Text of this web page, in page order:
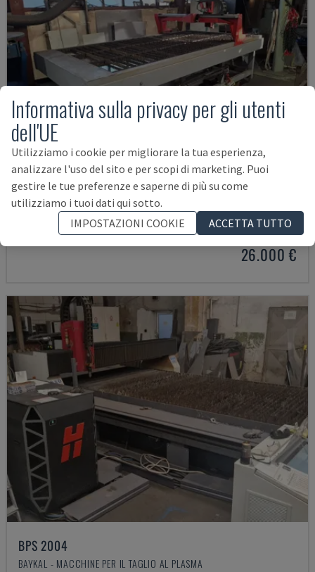
3015T
PLASMACUT - MACCHINE PER IL TAGLIO AL PLASMA
26.000 €
BPS 2004
BAYKAL - MACCHINE PER IL TAGLIO AL PLASMA
Informativa sulla privacy per gli utenti
dell'UE
Utilizziamo i cookie per migliorare la tua esperienza,
analizzare l'uso del sito e per scopi di marketing. Puoi
gestire le tue preferenze e saperne di più su come
utilizziamo i tuoi dati qui sotto.
IMPOSTAZIONI COOKIE
ACCETTA TUTTO